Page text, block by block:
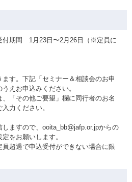
付期間 1月23日〜2月26日（※定員に
す。下記「セミナー＆相談会のお申
えお申込みください。
「その他ご要望」欄に同行者のお名
力ください。
ますので、ooita_bb@jafp.or.jpからの
をお願いします。
超過で申込受付ができない場合に限